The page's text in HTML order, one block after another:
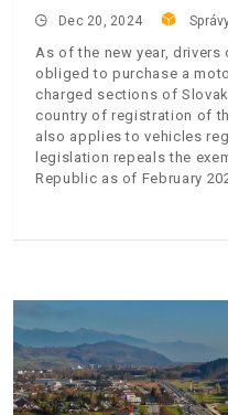
Dec 20, 2024
As of the new year,
obliged to purchase a
charged sections of
country of registration of
also applies to vehicles
legislation repeals the
Republic as of February